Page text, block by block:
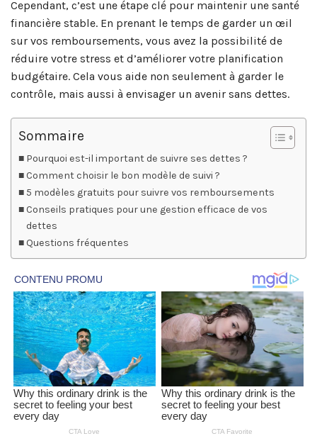
Cependant, c’est une étape clé pour maintenir une santé
financière stable. En prenant le temps de garder un œil
sur vos remboursements, vous avez la possibilité de
réduire votre stress et d’améliorer votre planification
budgétaire. Cela vous aide non seulement à garder le
contrôle, mais aussi à envisager un avenir sans dettes.
Sommaire
Pourquoi est-il important de suivre ses dettes ?
Comment choisir le bon modèle de suivi ?
5 modèles gratuits pour suivre vos remboursements
Conseils pratiques pour une gestion efficace de vos
dettes
Questions fréquentes